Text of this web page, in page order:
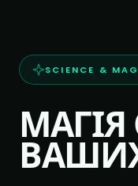
SCIENCE &
МАГІЯ